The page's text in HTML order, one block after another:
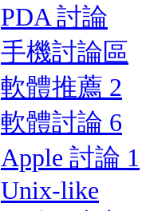
PDA 討論
手機討論區
軟體推薦 2
軟體討論 6
Apple 討論 1
Unix-like